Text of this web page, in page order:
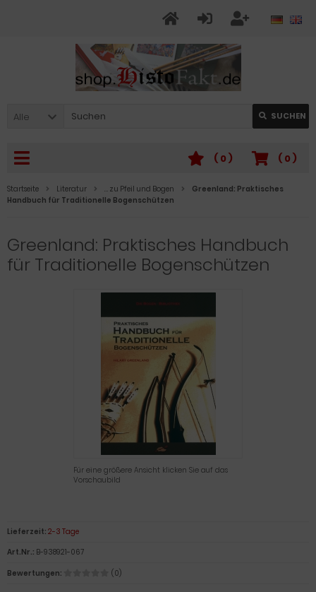
Alle SUCHEN
( 0 )
( 0 )
Startseite Literatur … zu Pfeil und Bogen
Greenland: Praktisches
Handbuch für Traditionelle Bogenschützen
Greenland: Praktisches Handbuch
für Traditionelle Bogenschützen
Für eine größere Ansicht klicken Sie auf das
Vorschaubild
Lieferzeit: 2-3 Tage
Art.Nr.: B-938921-067
Bewertungen:
(0)